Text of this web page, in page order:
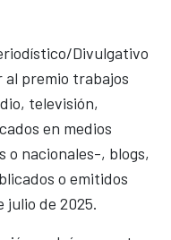
Divulgativo
premio trabajos
televisión,
en medios
o nacionales-, blogs,
o emitidos
julio de 2025.